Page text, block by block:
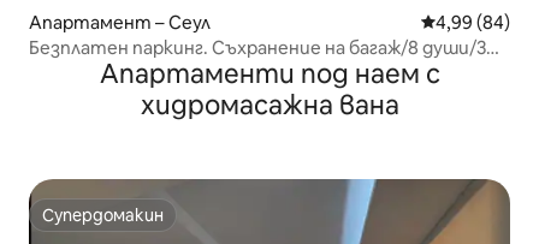
Апартамент – Сеул Средна
4,99 (84)
Безплатен паркинг. Съхранение на багаж/8 души/3
стаи/3 бани/4 климатика/Вход на университета
„Конкук“/Детски парк/Сейонгсу/Гангнам/Хонгде/
Лотте Уърлд/КСПО
Апартаменти под наем с
хидромасажна вана
Супердомакин
Супердомакин